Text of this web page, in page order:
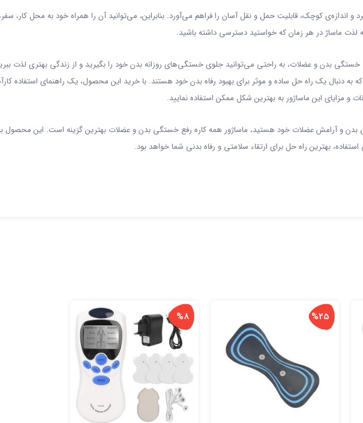
و اندازه‌ی کوچک، قابلیت حمل و نقل آسان را فراهم می‌آورد. بنابراین، می‌توانید آن را همراه خود به محل کار،
لذت ماساژ در هر زمان که خواستید دسترسی داشته باشید.
خستگی بدن و عضلات، به راحتی می‌توانید جلوی خستگی‌های روزانه بدن خود را بگیرید و از زندگی بهتری لذت
به دنبال یک راه حل ساده و موثر برای بهبود رفاه بدن خود هستند. با خرید این محصول، یک راهنمای استفاده
و مزایای این ماساژور به بهترین شکل ممکن استفاده نمایید.
بدن و آرامش عضلات خود هستید، ماساژور همه کاره رفع خستگی بدن و عضلات بهترین گزینه است. این محصول
بهترین راه حل برای ارتقاء سلامتی و رفاه بدنی شما خواهد بود.
%25
%8